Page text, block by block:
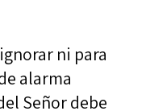
ni para
alarma
Señor debe